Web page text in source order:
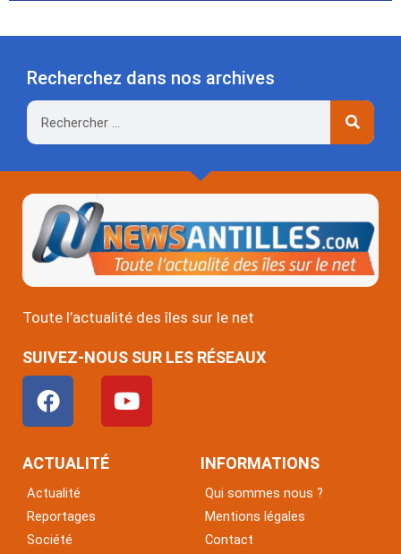
Recherchez dans nos archives
Rechercher
Toute l’actualité des îles sur le net
SUIVEZ-NOUS SUR LES RÉSEAUX
F
a
c
e
o
o
Y
o
u
ACTUALITÉ
Actualité
Reportages
Société
INFORMATIONS
Qui sommes nous ?
Mentions légales
Contact